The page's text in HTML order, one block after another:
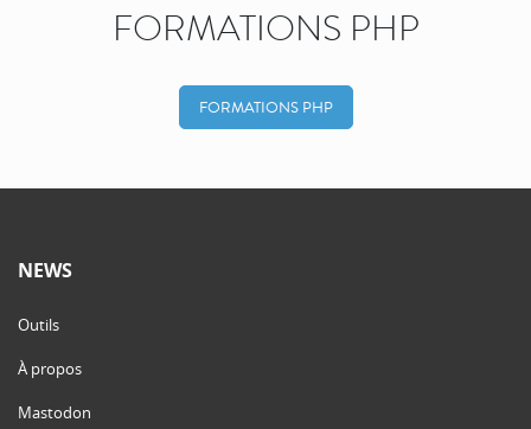
FORMATIONS PHP
FORMATIONS PHP
NEWS
Outils
À propos
Mastodon